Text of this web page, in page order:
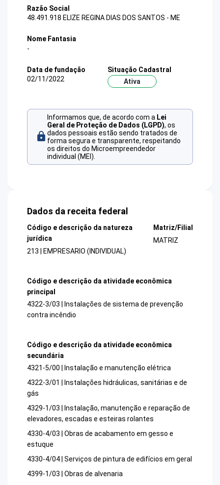
Razão Social
48.491.918 ELIZE REGINA DIAS DOS SANTOS - ME
Nome Fantasia
-
Data de fundação
02/11/2022
Situação Cadastral
Ativa
Informamos que, de acordo com a Lei
Geral de Proteção de Dados (LGPD), os
dados pessoais estão sendo tratados de
forma segura e transparente, respeitando
os direitos do Microempreendedor
individual (MEI).
Dados da receita federal
Código e descrição da natureza
jurídica
213 | EMPRESARIO (INDIVIDUAL)
Matriz/Filial
MATRIZ
Código e descrição da atividade econômica
principal
4322-3/03 | Instalações de sistema de prevenção
contra incêndio
Código e descrição da atividade econômica
secundária
4321-5/00 | Instalação e manutenção elétrica
4322-3/01 | Instalações hidráulicas, sanitárias e de
gás
4329-1/03 | Instalação, manutenção e reparação de
elevadores, escadas e esteiras rolantes
4330-4/03 | Obras de acabamento em gesso e
estuque
4330-4/04 | Serviços de pintura de edifícios em geral
4399-1/03 | Obras de alvenaria